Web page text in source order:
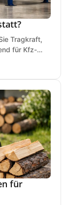
Tragkraft,
für Kfz-
für